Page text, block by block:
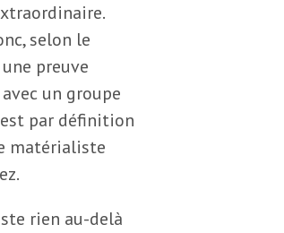
selon le
preuve
un groupe
par définition
matérialiste
rien au-delà